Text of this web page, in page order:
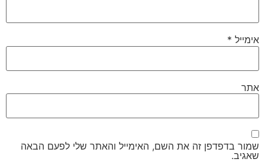
אימייל *
אתר
שמור בדפדפן זה את השם, האימייל והאתר שלי לפעם הבאה
שאגיב.